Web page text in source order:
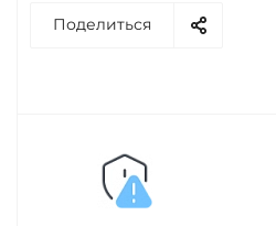
Поделиться